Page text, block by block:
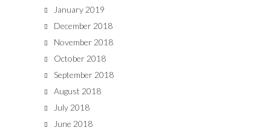
January 2019
December 2018
November 2018
October 2018
September 2018
August 2018
July 2018
June 2018